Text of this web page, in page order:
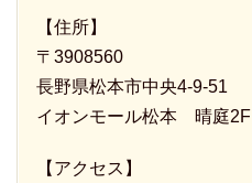
【住所】
〒3908560
長野県松本市中央4-9-51
イオンモール松本 晴庭2F
【アクセス】